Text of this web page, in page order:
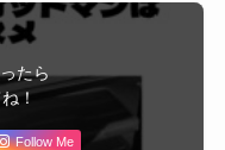
たら
！
Follow Me